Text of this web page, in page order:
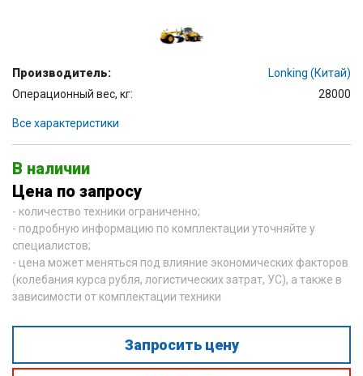
Производитель:
Lonking (Китай)
Операционный вес, кг:
28000
Все характеристики
В наличии
Цена по запросу
- количество техники ограниченно;
- подробную информацию по комплектации уточняйте у
специалистов;
- цена может меняться под влияние экономических факторов
(колебания курса рубля, логистических затрат, УС), а также в
зависимости от комплектации техники
Запросить цену